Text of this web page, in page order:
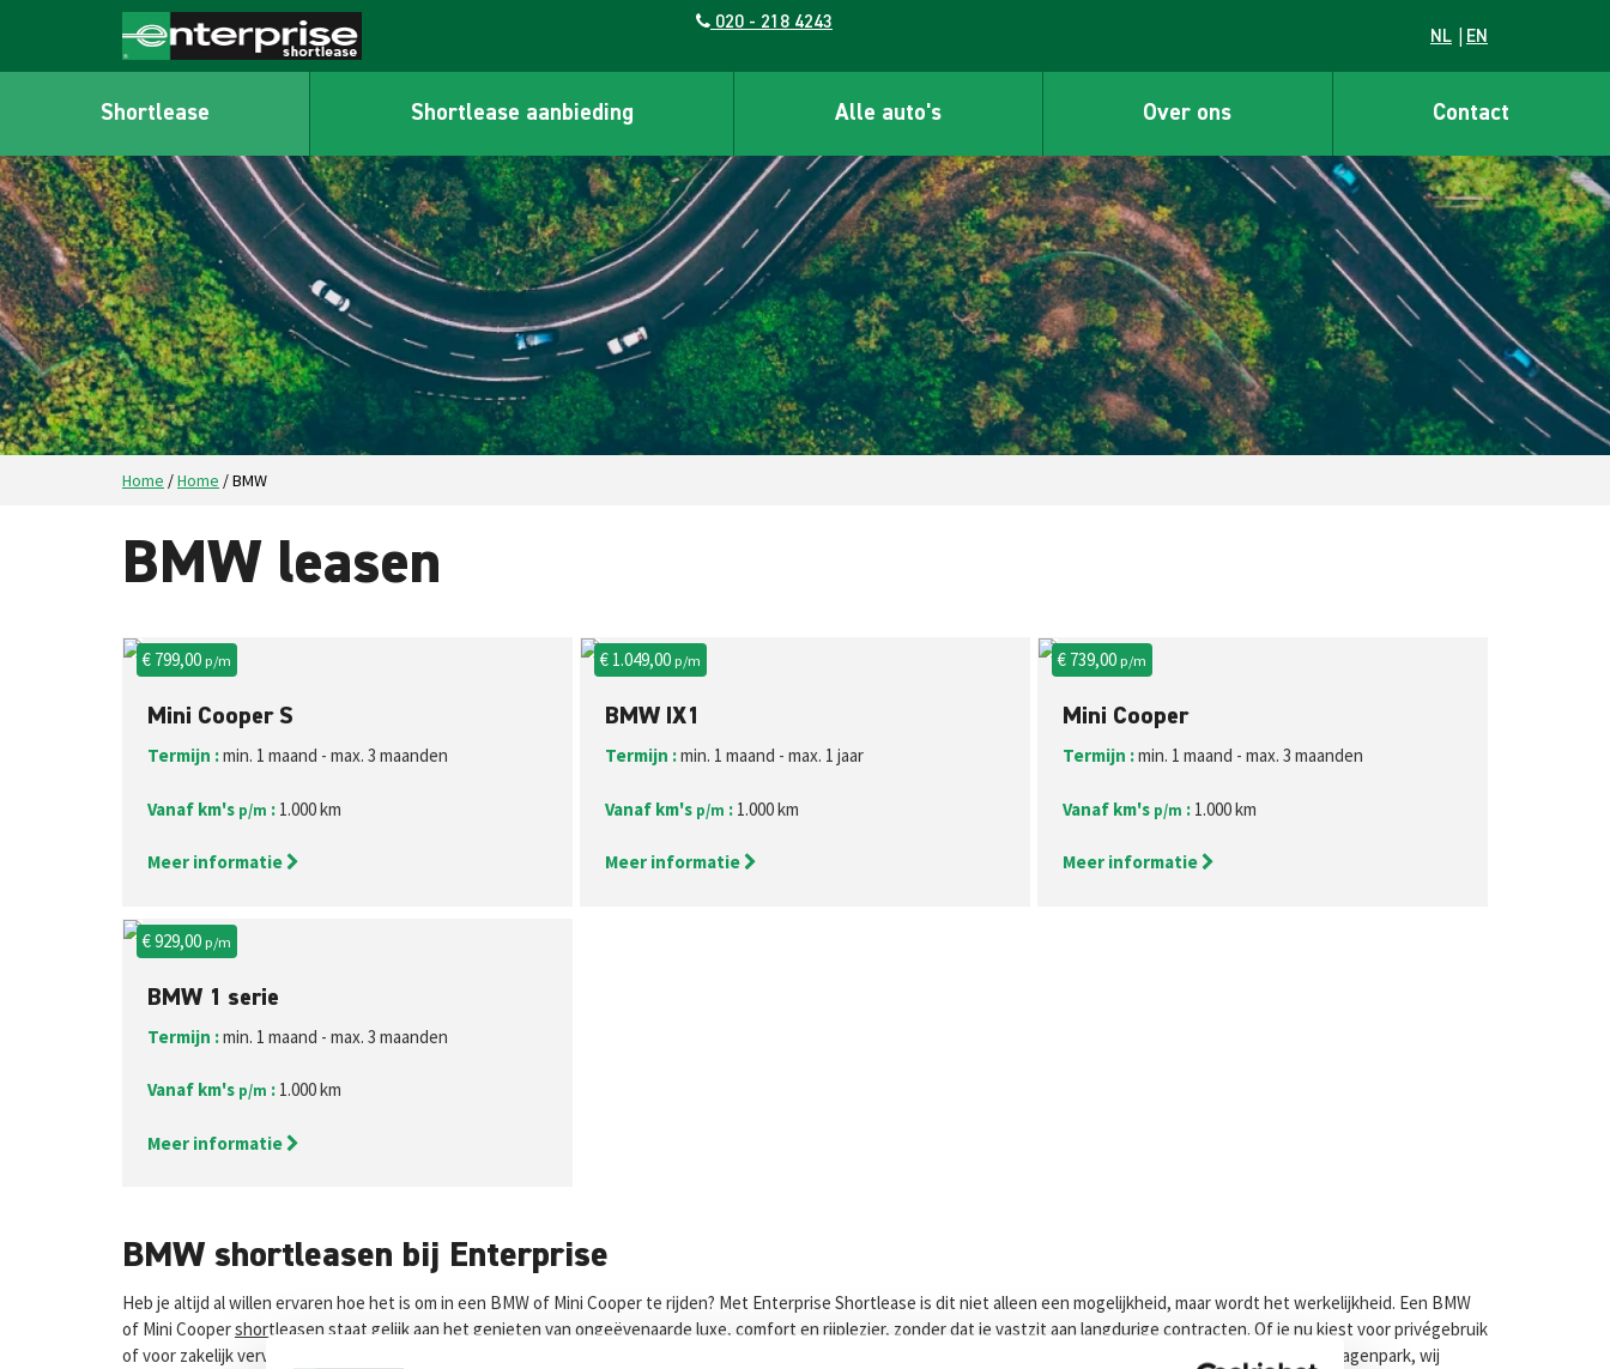
020 - 218 4243
NL EN
Shortlease Shortlease aanbieding Alle auto's Over ons Contact
Home /Home /BMW
BMW leasen
€ 799,00p/m
Mini Cooper S
Termijn :min. 1 maand - max. 3 maanden
Vanaf km's p/m : 1.000 km
Meer informatie
€ 1.049,00p/m
BMW IX1
Termijn :min. 1 maand - max. 1 jaar
Vanaf km's p/m : 1.000 km
Meer informatie
€ 739,00p/m
Mini Cooper
Termijn :min. 1 maand - max. 3 maanden
Vanaf km's p/m : 1.000 km
Meer informatie
€ 929,00p/m
BMW 1 serie
Termijn :min. 1 maand - max. 3 maanden
Vanaf km's p/m : 1.000 km
Meer informatie
BMW shortleasen bij Enterprise
Heb je altijd al willen ervaren hoe het is om in een BMW of Mini Cooper te rijden? Met Enterprise Shortlease is dit niet alleen een mogelijkheid, maar wordt het werkelijkheid. Een BMW
of Mini Coopershortleasen staat gelijk aan het genieten van ongeëvenaarde luxe, comfort en rijplezier, zonder dat je vastzit aan langdurige contracten. Of je nu kiest voor privégebruik
of voor zakelijk vervoer, Enterprise Shortlease biedt flexibele oplossingen die aansluiten bij jouw specifieke wensen. Of het nu gaat om één auto of een compleet wagenpark, wij